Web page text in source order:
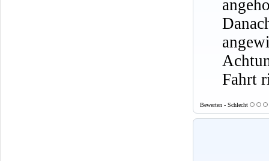
Fahrt
Bewerten - Schlecht